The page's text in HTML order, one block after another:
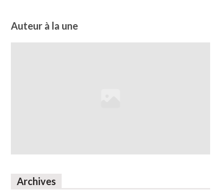
Auteur à la une
Archives